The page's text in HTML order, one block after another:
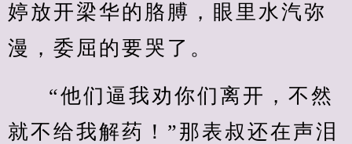
婷放开梁华的胳膊，眼里水汽弥
漫，委屈的要哭了。
“他们逼我劝你们离开，不然
就不给我解药！”那表叔还在声泪